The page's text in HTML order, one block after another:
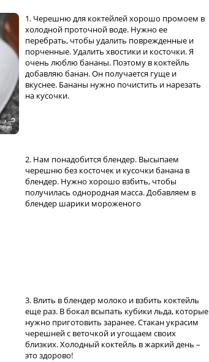
1. Черешню для коктейлей хорошо промоем в
холодной проточной воде. Нужно ее
перебрать, чтобы удалить поврежденные и
порченные. Удалить хвостики и косточки. Я
очень люблю бананы. Поэтому в коктейль
добавляю банан. Он получается гуще и
вкуснее. Бананы нужно почистить и нарезать
на кусочки.
2. Нам понадобится блендер. Высыпаем
черешню без косточек и кусочки банана в
блендер. Нужно хорошо взбить, чтобы
получилась однородная масса. Добавляем в
блендер шарики мороженого
3. Влить в блендер молоко и взбить коктейль
еще раз. В бокал всыпать кубики льда, которые
нужно приготовить заранее. Стакан украсим
черешней с веточкой и угощаем своих
близких. Холодный коктейль в жаркий день –
это здорово!